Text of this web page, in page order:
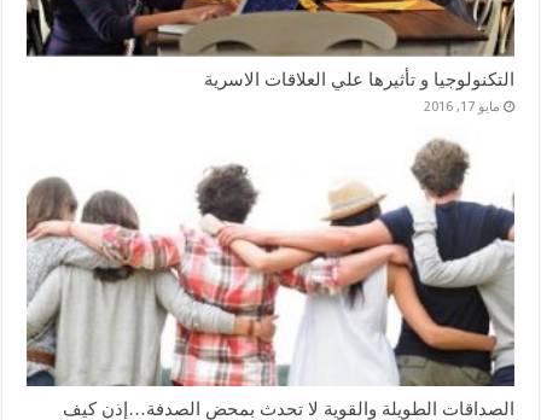
التكنولوجيا و تأثيرها علي العلاقات الاسرية
مايو 17, 2016
الصداقات الطويلة والقوية لا تحدث بمحض الصدفة…إذن كيف